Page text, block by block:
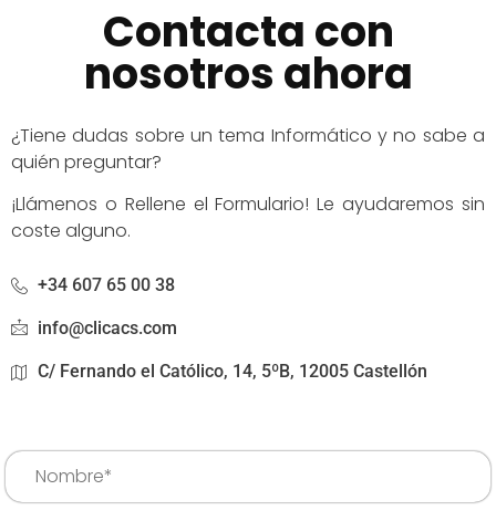
Contacta con
nosotros ahora
¿Tiene dudas sobre un tema Informático y no sabe a
quién preguntar?
¡Llámenos o Rellene el Formulario! Le ayudaremos sin
coste alguno.
+34 607 65 00 38
info@clicacs.com
C/ Fernando el Católico, 14, 5ºB, 12005 Castellón